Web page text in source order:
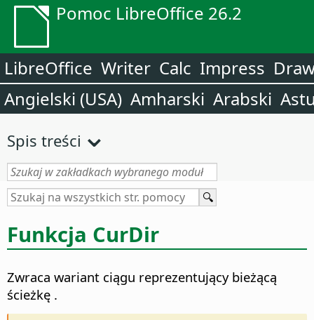
Pomoc LibreOffice 26.2
LibreOffice Writer Calc Impress
Angielski (USA) Amharski Arabski
Spis treści
Funkcja CurDir
Zwraca wariant ciągu reprezentujący bieżącą
ścieżkę .